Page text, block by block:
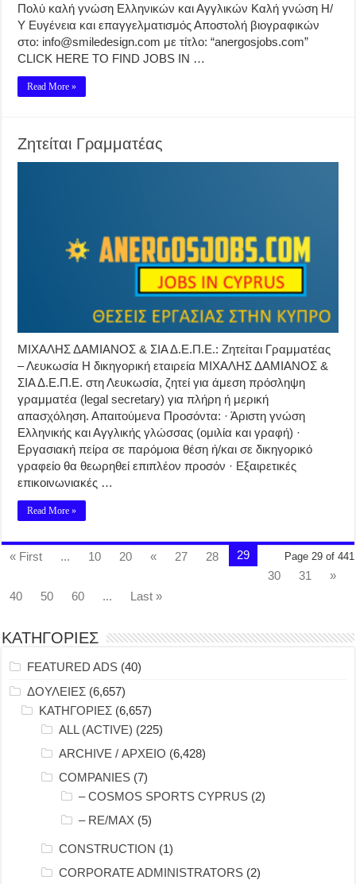
Πολύ καλή γνώση Ελληνικών και Αγγλικών Καλή γνώση Η/
Υ Ευγένεια και επαγγελματισμός Αποστολή βιογραφικών
στο: info@smiledesign.com με τίτλο: “anergosjobs.com”
CLICK HERE TO FIND JOBS IN …
Read More »
Ζητείται Γραμματέας
ΜΙΧΑΛΗΣ ΔΑΜΙΑΝΟΣ & ΣΙΑ Δ.Ε.Π.Ε.: Ζητείται Γραμματέας
– Λευκωσία Η δικηγορική εταιρεία ΜΙΧΑΛΗΣ ΔΑΜΙΑΝΟΣ &
ΣΙΑ Δ.Ε.Π.Ε. στη Λευκωσία, ζητεί για άμεση πρόσληψη
γραμματέα (legal secretary) για πλήρη ή μερική
απασχόληση. Απαιτούμενα Προσόντα: · Άριστη γνώση
Ελληνικής και Αγγλικής γλώσσας (ομιλία και γραφή) ·
Εργασιακή πείρα σε παρόμοια θέση ή/και σε δικηγορικό
γραφείο θα θεωρηθεί επιπλέον προσόν · Εξαιρετικές
επικοινωνιακές …
Read More »
Page 29 of 441
« First ... 10 20 « 27 28
29
30
31
»
40
50 60 ... Last »
ΚΑΤΗΓΟΡΙΕΣ
FEATURED ADS (40)
ΔΟΥΛΕΙΕΣ (6,657)
ΚΑΤΗΓΟΡΙΕΣ (6,657)
ALL (ACTIVE) (225)
ARCHIVE / ΑΡΧΕΙΟ (6,428)
COMPANIES (7)
– COSMOS SPORTS CYPRUS (2)
– RE/MAX (5)
CONSTRUCTION (1)
CORPORATE ADMINISTRATORS (2)